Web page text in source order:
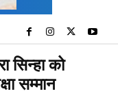
सिन्हा को
सम्मान